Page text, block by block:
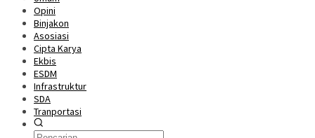
Opini
Binjakon
Asosiasi
Cipta Karya
Ekbis
ESDM
Infrastruktur
SDA
Tranportasi